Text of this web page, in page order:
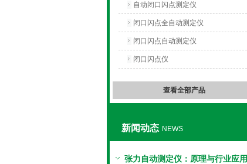
自动闭口闪点测定仪
闭口闪点全自动测定仪
闭口闪点自动测定仪
闭口闪点仪
查看全部产品
新闻动态 NEWS
张力自动测定仪：原理与行业应用